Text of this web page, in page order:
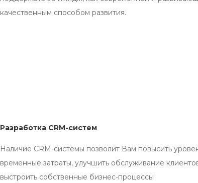
качественным способом развития.
Разработка CRM-систем
Наличие CRM-системы позволит Вам повысить
временные затраты, улучшить обслуживание
выстроить собственные бизнес-процессы